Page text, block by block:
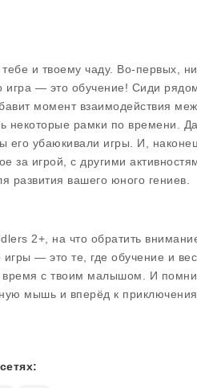
и твоему чаду. Во-первых,
игра — это обучение! Сиди
момент взаимодействия
некоторые рамки по времени.
его убаюкивали игры. И,
за игрой, с другими
развития вашего юного гениев.
2+, на что обратить
— это те, где обучение и
время с твоим малышом. И
мышь и вперёд к